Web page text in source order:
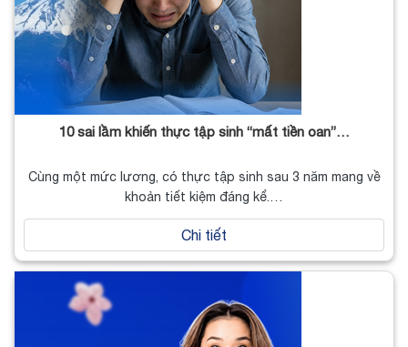
10 sai lầm khiến thực tập sinh “mất tiền oan”…
Cùng một mức lương, có thực tập sinh sau 3 năm mang về
khoản tiết kiệm đáng kể.…
Chi tiết